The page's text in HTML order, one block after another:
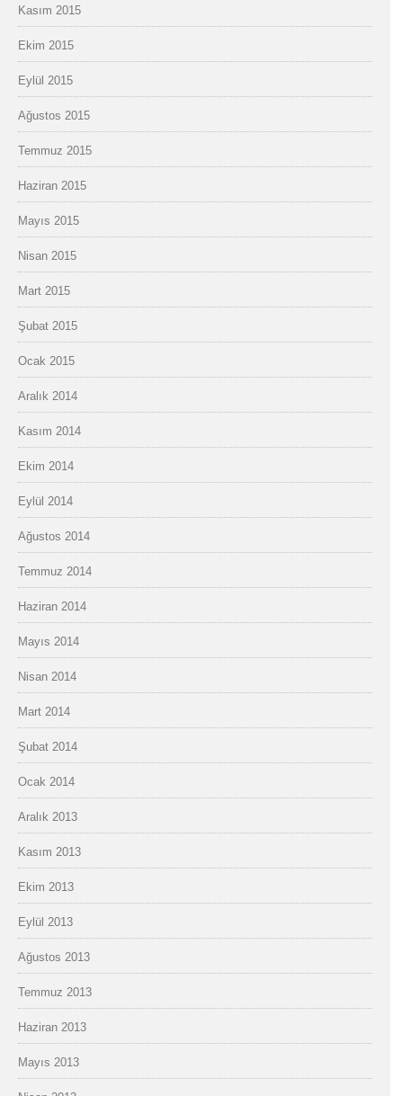
Kasım 2015
Ekim 2015
Eylül 2015
Ağustos 2015
Temmuz 2015
Haziran 2015
Mayıs 2015
Nisan 2015
Mart 2015
Şubat 2015
Ocak 2015
Aralık 2014
Kasım 2014
Ekim 2014
Eylül 2014
Ağustos 2014
Temmuz 2014
Haziran 2014
Mayıs 2014
Nisan 2014
Mart 2014
Şubat 2014
Ocak 2014
Aralık 2013
Kasım 2013
Ekim 2013
Eylül 2013
Ağustos 2013
Temmuz 2013
Haziran 2013
Mayıs 2013